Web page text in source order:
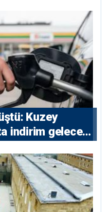
Kuzey
indirim gelecek